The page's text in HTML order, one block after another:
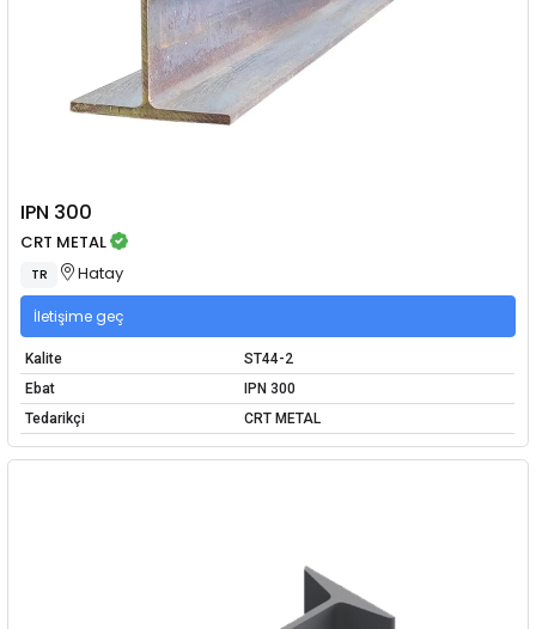
IPN 300
CRT METAL
TR Hatay
İletişime geç
Kalite
ST44-2
Ebat
IPN 300
Tedarikçi
CRT METAL